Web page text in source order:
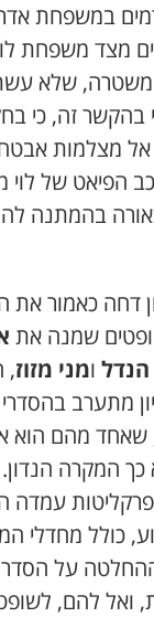
במשפחת
מצד משפחת
שלא
בהקשר זה, כי
מצלמות
הפיאט של לוי
בהמתנה
דחה כאמור את
שמנה את
הנדל ומני מזוז,
מתערב בהסדרי
שאחד מהם הוא
כך המקרה
עמדה
כולל מחדלי
על הסדר
ואל להם,
הלל – מוניטין
כתבות מגוגל ודחיקת
שירותים מקצועיים
אתרים
הגנה גיבוי
לעורכי דין
התחלה חדשה
עבירות מין
דין
בלום, עו"ס,
בהתמכרויות
דין
ד"ר אבי שקד
כלכליות הלבנת הון
פליליות